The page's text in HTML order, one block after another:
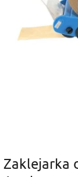
Zaklejarka